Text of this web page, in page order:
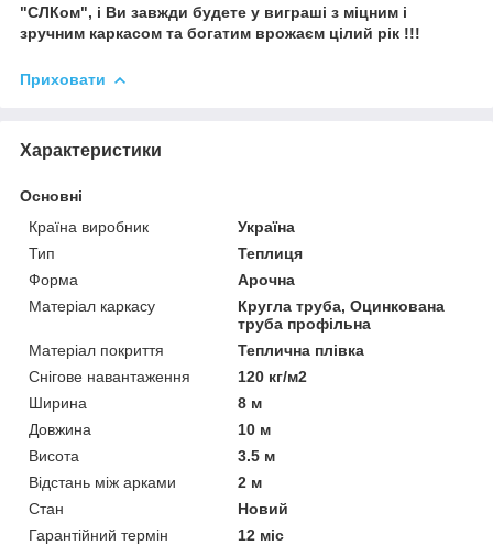
"СЛКом", і Ви завжди будете у виграші з міцним і
зручним каркасом та богатим врожаєм цілий рік !!!
Приховати
Характеристики
Основні
Країна виробник
Україна
Тип
Теплиця
Форма
Арочна
Матеріал каркасу
Кругла труба, Оцинкована
труба профільна
Матеріал покриття
Теплична плівка
Снігове навантаження
120 кг/м2
Ширина
8 м
Довжина
10 м
Висота
3.5 м
Відстань між арками
2 м
Стан
Новий
Гарантійний термін
12 міс